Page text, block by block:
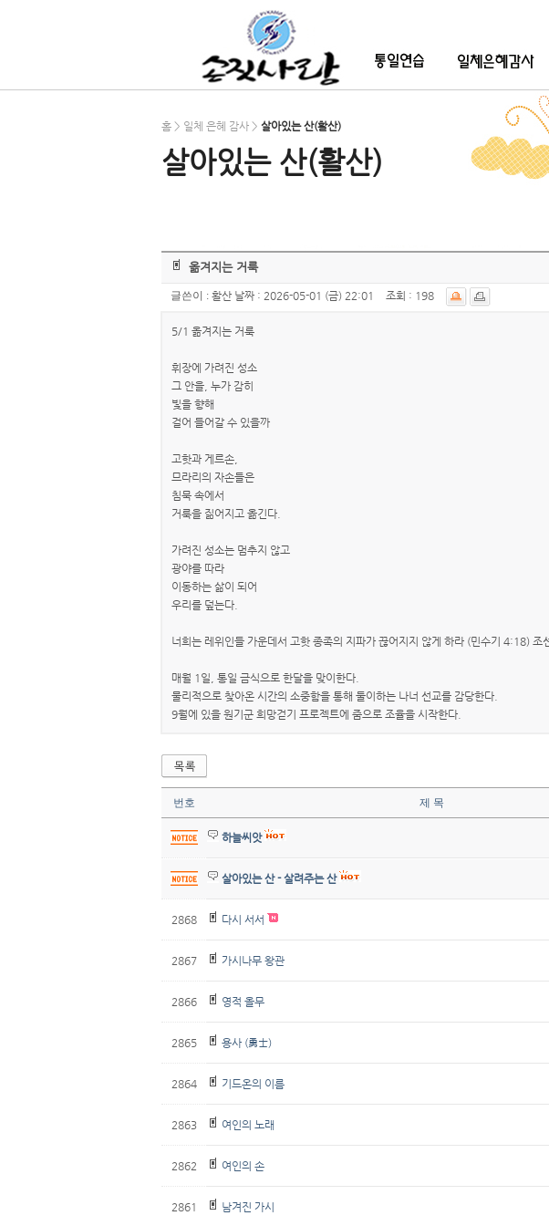
살아있는 산(활산)
홈 > 일체 은혜 감사 > 살아있는 산(활산)
옮겨지는 거룩
글쓴이 : 활산날짜 : 2026-05-01 (금) 22:01 조회 : 198
5/1 옮겨지는 거룩
휘장에 가려진 성소
그 안을, 누가 감히
빛을 향해
걸어 들어갈 수 있을까
고핫과 게르손,
므라리의 자손들은
침묵 속에서
거룩을 짊어지고 옮긴다.
가려진 성소는 멈추지 않고
광야를 따라
이동하는 삶이 되어
우리를 덮는다.
너희는 레위인들 가운데서 고핫 종족의 지파가 끊어지지 않게 하라 (민수기 4:18) 조
매월 1일, 통일 금식으로 한달을 맞이한다.
물리적으로 찾아온 시간의 소중함을 통해 둘이하는 나너 선교를 감당한다.
9월에 있을 원기군 희망걷기 프로젝트에 줌으로 조율을 시작한다.
번호 제 목
하늘씨앗
살아있는 산 - 살려주는 산
2868 다시 서서
2867 가시나무 왕관
2866 영적 올무
2865 용사 (勇士)
2864 기드온의 이름
2863 여인의 노래
2862 여인의 손
2861 남겨진 가시